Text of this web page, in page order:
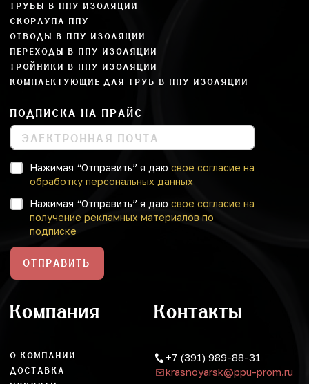
ТРУБЫ В ППУ ИЗОЛЯЦИИ
СКОРЛУПА ППУ
ОТВОДЫ В ППУ ИЗОЛЯЦИИ
ПЕРЕХОДЫ В ППУ ИЗОЛЯЦИИ
ТРОЙНИКИ В ППУ ИЗОЛЯЦИИ
КОМПЛЕКТУЮЩИЕ ДЛЯ ТРУБ В ППУ ИЗОЛЯЦИИ
ПОДПИСКА НА ПРАЙС
Нажимая “Отправить” я даю свое согласие на
обработку персональных данных
Нажимая “Отправить” я даю свое согласие на
получение рекламных материалов по
подписке
ОТПРАВИТЬ
Компания
О КОМПАНИИ
ДОСТАВКА
Контакты
+7 (391) 989-88-31
krasnoyarsk@ppu-prom.ru